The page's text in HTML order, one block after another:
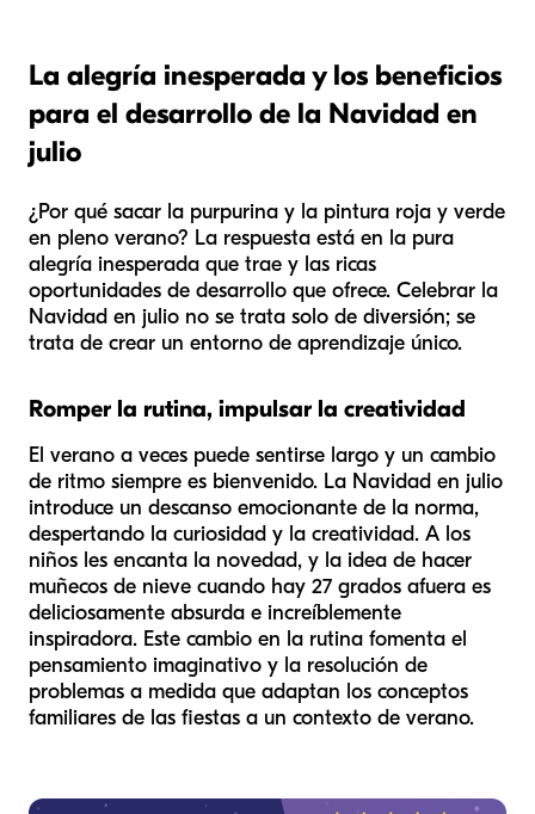
La alegría inesperada y los beneficios
para el desarrollo de la Navidad en
julio
¿Por qué sacar la purpurina y la pintura roja y verde
en pleno verano? La respuesta está en la pura
alegría inesperada que trae y las ricas
oportunidades de desarrollo que ofrece. Celebrar la
Navidad en julio no se trata solo de diversión; se
trata de crear un entorno de aprendizaje único.
Romper la rutina, impulsar la creatividad
El verano a veces puede sentirse largo y un cambio
de ritmo siempre es bienvenido. La Navidad en julio
introduce un descanso emocionante de la norma,
despertando la curiosidad y la creatividad. A los
niños les encanta la novedad, y la idea de hacer
muñecos de nieve cuando hay 27 grados afuera es
deliciosamente absurda e increíblemente
inspiradora. Este cambio en la rutina fomenta el
pensamiento imaginativo y la resolución de
problemas a medida que adaptan los conceptos
familiares de las fiestas a un contexto de verano.